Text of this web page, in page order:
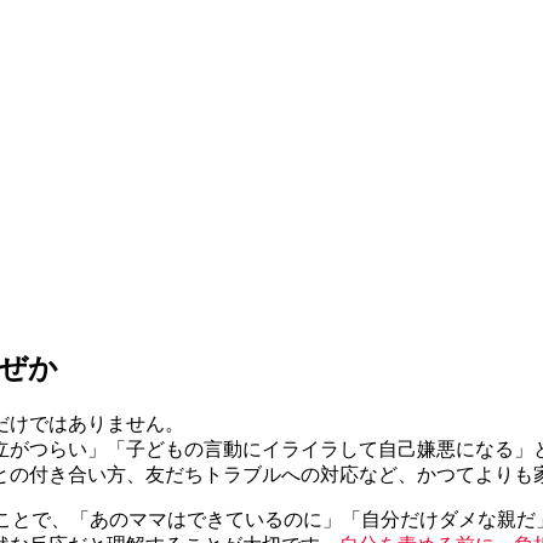
か
ではありません。
つらい」「子どもの言動にイライラして自己嫌悪になる
付き合い方、友だちトラブルへの対応など、かつてより
で、「あのママはできているのに」「自分だけダメな親